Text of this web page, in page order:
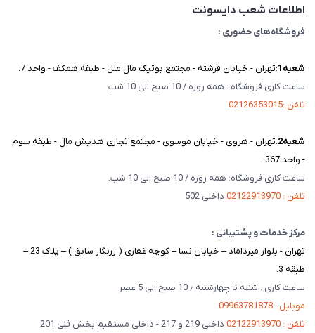
اطلاعات شعب دایسونت
فروشگاه‌های حضوری :
شعبه‌1 :تهران - خیابان فرشته - مجتمع بوتیک مال ملل - طبقه همکف - واحد 7.
ساعت کاری فروشگاه : همه روزه / 10 صبح الی 10 شب.
تلفن :02126353015
شعبه‌2 :تهران - هروی - خیابان موسوی - مجتمع تجاری هدیش مال - طبقه سوم
- واحد 367.
ساعت کاری فروشگاه: همه روزه / 10 صبح الی 10 شب.
تلفن : 02122913970
داخلی 502
مرکز خدمات و پشتیبانی :
تهران - بلوار میرداماد – خیابان نسا – کوچه غفاری ( زرنگار سابق ) – پلاک 23 –
طبقه 3.
ساعت کاری : شنبه تا چهارشنبه ٫ 10 صبح الی 5 عصر
موبایل : 09963781878
تلفن : 02122913970
داخلی 219 و 217 - داخلی مستقیم بخش فنی 201